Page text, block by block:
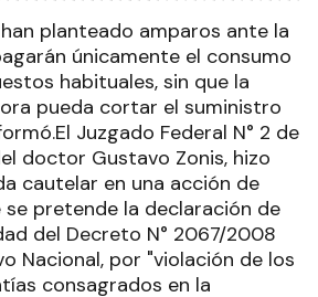
planteado amparos ante la
únicamente el consumo
habituales, sin que la
pueda cortar el suministro
Juzgado Federal N° 2 de
doctor Gustavo Zonis, hizo
cautelar en una acción de
se pretende la declaración de
del Decreto N° 2067/2008
Nacional, por "violación de los
consagrados en la